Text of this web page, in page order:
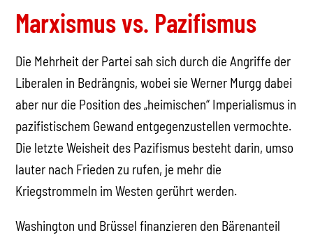
Marxismus vs. Pazifismus
Die Mehrheit der Partei sah sich durch die Angriffe der
Liberalen in Bedrängnis, wobei sie Werner Murgg dabei
aber nur die Position des „heimischen“ Imperialismus in
pazifistischem Gewand entgegenzustellen vermochte.
Die letzte Weisheit des Pazifismus besteht darin, umso
lauter nach Frieden zu rufen, je mehr die
Kriegstrommeln im Westen gerührt werden.
Washington und Brüssel finanzieren den Bärenanteil